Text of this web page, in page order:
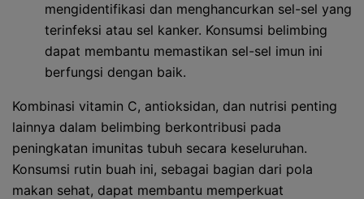
mengidentifikasi dan menghancurkan sel-sel yang
terinfeksi atau sel kanker. Konsumsi belimbing
dapat membantu memastikan sel-sel imun ini
berfungsi dengan baik.
Kombinasi vitamin C, antioksidan, dan nutrisi penting
lainnya dalam belimbing berkontribusi pada
peningkatan imunitas tubuh secara keseluruhan.
Konsumsi rutin buah ini, sebagai bagian dari pola
makan sehat, dapat membantu memperkuat